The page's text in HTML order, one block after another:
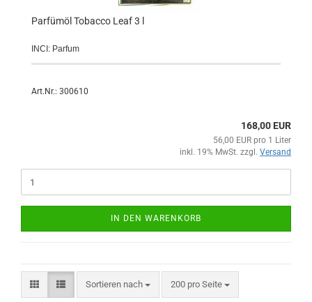
Parfümöl Tobacco Leaf 3 l
INCI: Parfum
Art.Nr.: 300610
168,00 EUR
56,00 EUR pro 1 Liter
inkl. 19% MwSt. zzgl. Versand
IN DEN WARENKORB
Sortieren nach 200 pro Seite